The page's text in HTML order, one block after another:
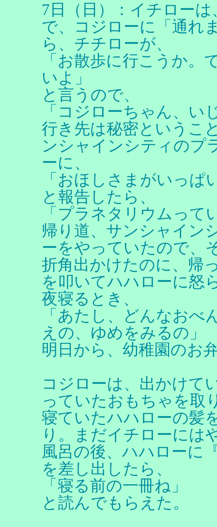
7日（日）：イチロー
で、コジローに「通れ
ら、チチローが、
「お散歩に行こうか。
いよ」
と言うので、
「コジローちゃん、い
行き先は秘密というこ
ンシャインシティのプ
ーに、
「おほしさまがいっ
と報告したら、
「プラネタリウムって
帰り道、サンシャイン
ーをやっていたので、
折角出かけたのに、帰
を叩いてハハローに怒
夜寝るとき、
「あたし、どんなお
えの、ゆめをみるの」
明日から、幼稚園のお
コジローは、出かけて
っていたおもちゃを取
寝ていたハハローの髪
り。まだイチローには
風呂の後、ハハローに
を差し出したら、
「寝る前の一冊ね」
と読んでもらえた。